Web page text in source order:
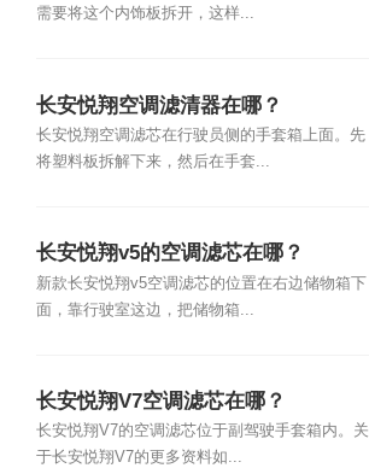
需要将这个内饰板拆开，这样...
长安悦翔空调滤清器在哪？
长安悦翔空调滤芯在行驶员侧的手套箱上面。先
将塑料板拆解下来，然后在手套...
长安悦翔v5的空调滤芯在哪？
新款长安悦翔v5空调滤芯的位置在右边储物箱下
面，靠行驶室这边，把储物箱...
长安悦翔V7空调滤芯在哪？
长安悦翔V7的空调滤芯位于副驾驶手套箱内。关
于长安悦翔V7的更多资料如...